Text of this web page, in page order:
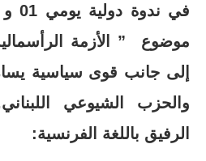
موضوع ” الأزمة
إلى جانب قوى سياسية
والحزب الشيوعي
الرفيق باللغة الفرنسية: